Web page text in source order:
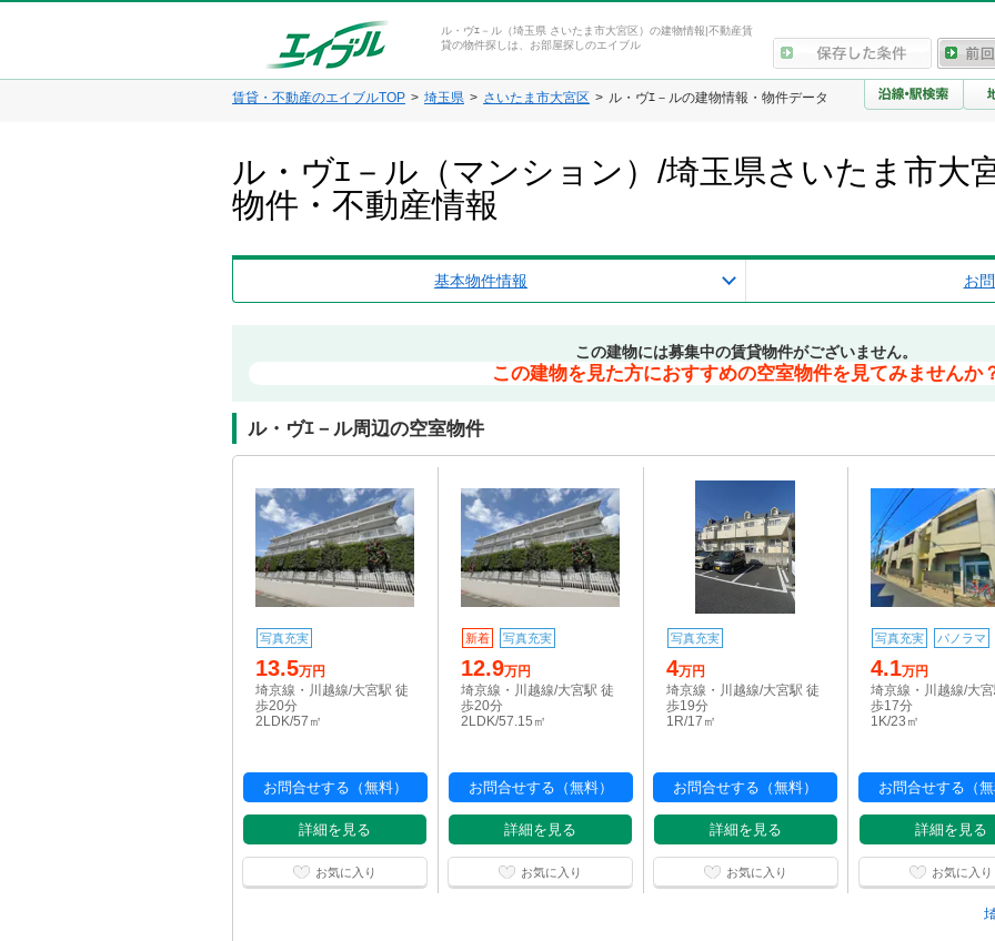
ル・ヴｴ－ル（埼玉県 さいたま市大宮区）の建物情報|不動産賃
貸の物件探しは、お部屋探しのエイブル
賃貸・不動産のエイブルTOP 埼玉県 さいたま市大宮区 ル・ヴｴ－ルの建物情報・物件データ
ル・ヴｴ－ル（マンション）/埼玉県さいたま市大
物件・不動産情報
基本物件情報 お
この建物には募集中の賃貸物件がございません。
この建物を見た方におすすめの空室物件を見てみませんか
ル・ヴｴ－ル周辺の空室物件
写真充実
13.5万円
埼京線・川越線/大宮駅 徒
歩20分
2LDK/57㎡
お問合せする（無料）
詳細を見る
お気に入り
新着 写真充実
12.9万円
埼京線・川越線/大宮駅 徒
歩20分
2LDK/57.15㎡
お問合せする（無料）
詳細を見る
お気に入り
写真充実
4万円
埼京線・川越線/大宮駅 徒
歩19分
1R/17㎡
お問合せする（無料）
詳細を見る
お気に入り
写真充実 パノラマ
4.1万円
埼京線・川越線/大
歩17分
1K/23㎡
お問合せする（
詳細を見る
お気に入り